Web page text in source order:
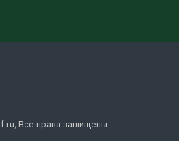
Все права защищены